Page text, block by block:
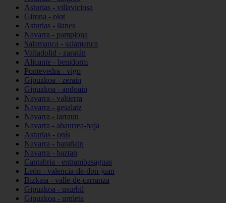
Asturias - villaviciosa
Girona - olot
Asturias - llanes
Navarra - pamplona
Salamanca - salamanca
Valladolid - zaratán
Alicante - benidorm
Pontevedra - vigo
Gipuzkoa - zerain
Gipuzkoa - andoain
Navarra - valtierra
Navarra - gesalatz
Navarra - larraun
Navarra - abaurrea-baja
Asturias - onís
Navarra - barañain
Navarra - baztan
Cantabria - entrambasaguas
León - valencia-de-don-juan
Bizkaia - valle-de-carranza
Gipuzkoa - usurbil
Gipuzkoa - urnieta